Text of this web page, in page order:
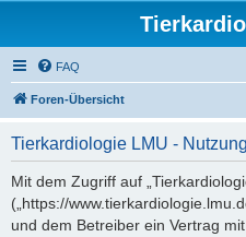
FAQ
Foren-Übersicht
Tierkardiologie LMU -
Mit dem Zugriff auf
(„https://
und dem Betreiber ein Vertrag